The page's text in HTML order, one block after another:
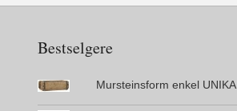
Bestselgere
Mursteinsform enkel UNIKA